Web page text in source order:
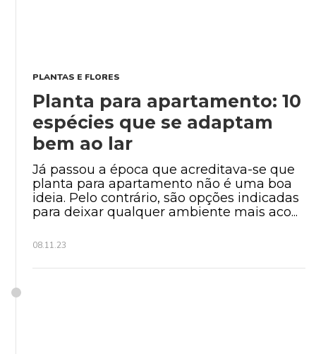
PLANTAS E FLORES
Planta para apartamento: 10
espécies que se adaptam
bem ao lar
Já passou a época que acreditava-se que
planta para apartamento não é uma boa
ideia. Pelo contrário, são opções indicadas
para deixar qualquer ambiente mais aco...
08.11.23